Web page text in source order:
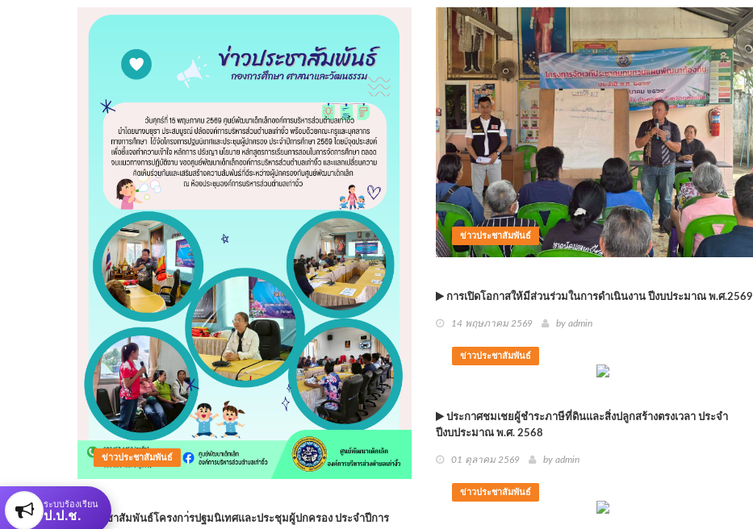
ข่าวประชาสัมพันธ์
ประชาสัมพันธ์โครงกา่รปฐมนิเทศและประชุมผู้ปกครอง ประจำปีการ
ข่าวประชาสัมพันธ์
การเปิดโอกาสให้มีส่วนร่วมในการดำเนินงาน ปีงบประมาณ พ.ศ.2569
14 พฤษภาคม 2569 by admin
ข่าวประชาสัมพันธ์
ประกาศชมเชยผู้ชำระภาษีที่ดินและสิ่งปลูกสร้างตรงเวลา ประจำ
ปีงบประมาณ พ.ศ. 2568
01 ตุลาคม 2569 by admin
ข่าวประชาสัมพันธ์
ระบบร้องเรียน
ป.ป.ช.